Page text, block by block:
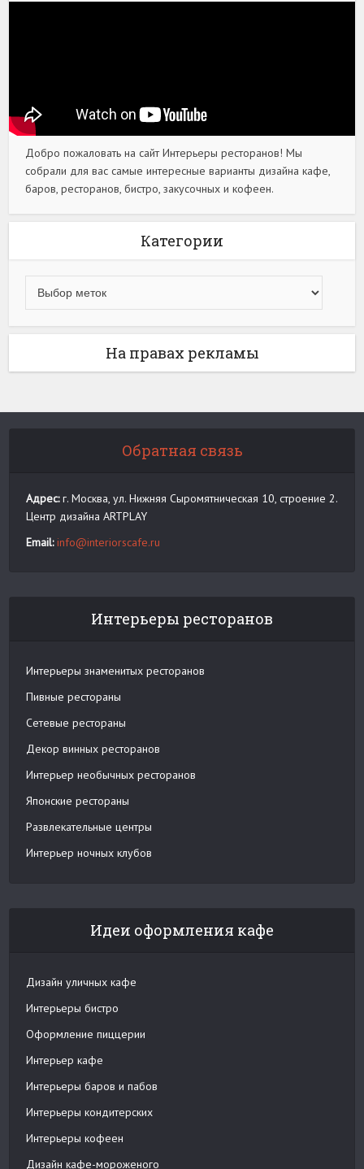
Добро пожаловать на сайт Интерьеры ресторанов! Мы
собрали для вас самые интересные варианты дизайна кафе,
баров, ресторанов, бистро, закусочных и кофеен.
Категории
На правах рекламы
Обратная связь
Адрес:г. Москва, ул. Нижняя Сыромятническая 10, строение 2.
Центр дизайна ARTPLAY
Email: info@interiorscafe.ru
Интерьеры ресторанов
Интерьеры знаменитых ресторанов
Пивные рестораны
Сетевые рестораны
Декор винных ресторанов
Интерьер необычных ресторанов
Японские рестораны
Развлекательные центры
Интерьер ночных клубов
Идеи оформления кафе
Дизайн уличных кафе
Интерьеры бистро
Оформление пиццерии
Интерьер кафе
Интерьеры баров и пабов
Интерьеры кондитерских
Интерьеры кофеен
Дизайн кафе-мороженого